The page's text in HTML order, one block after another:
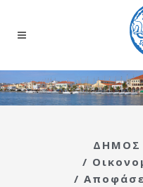
ΔΗΜΟΣ
/
/